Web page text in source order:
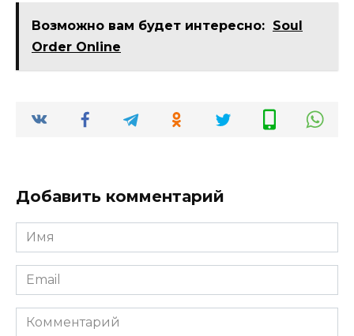
Возможно вам будет интересно: Soul
Order Online
Добавить комментарий
Имя
*
Email
*
Комментарий